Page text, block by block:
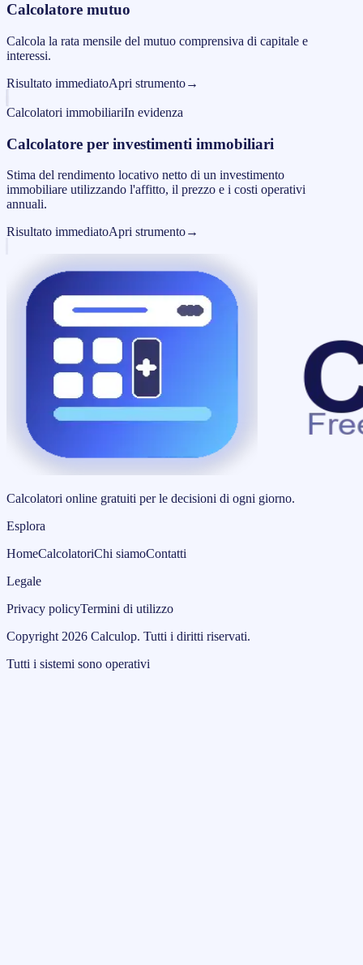
Calcolatore mutuo
Calcola la rata mensile del mutuo comprensiva di capitale e
interessi.
Risultato immediatoApri strumento→
Calcolatori immobiliariIn evidenza
Calcolatore per investimenti immobiliari
Stima del rendimento locativo netto di un investimento
immobiliare utilizzando l'affitto, il prezzo e i costi operativi
annuali.
Risultato immediatoApri strumento→
Calcolatori online gratuiti per le decisioni di ogni giorno.
Esplora
HomeCalcolatoriChi siamoContatti
Legale
Privacy policyTermini di utilizzo
Copyright 2026 Calculop. Tutti i diritti riservati.
Tutti i sistemi sono operativi